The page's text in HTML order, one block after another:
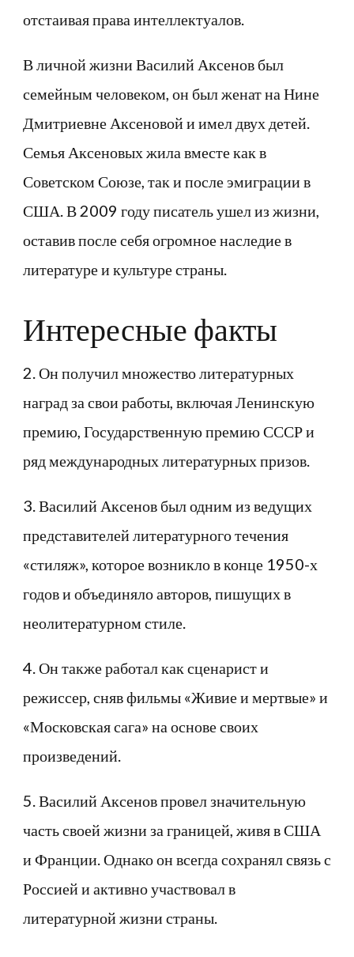
отстаивая права интеллектуалов.
В личной жизни Василий Аксенов был
семейным человеком, он был женат на Нине
Дмитриевне Аксеновой и имел двух детей.
Семья Аксеновых жила вместе как в
Советском Союзе, так и после эмиграции в
США. В 2009 году писатель ушел из жизни,
оставив после себя огромное наследие в
литературе и культуре страны.
Интересные факты
2. Он получил множество литературных
наград за свои работы, включая Ленинскую
премию, Государственную премию СССР и
ряд международных литературных призов.
3. Василий Аксенов был одним из ведущих
представителей литературного течения
«стиляж», которое возникло в конце 1950-х
годов и объединяло авторов, пишущих в
неолитературном стиле.
4. Он также работал как сценарист и
режиссер, сняв фильмы «Живие и мертвые» и
«Московская сага» на основе своих
произведений.
5. Василий Аксенов провел значительную
часть своей жизни за границей, живя в США
и Франции. Однако он всегда сохранял связь с
Россией и активно участвовал в
литературной жизни страны.